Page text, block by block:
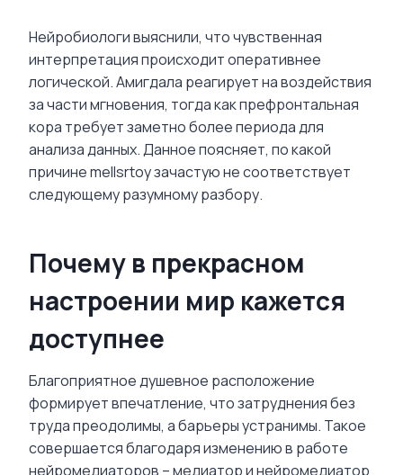
Нейробиологи выяснили, что чувственная
интерпретация происходит оперативнее
логической. Амигдала реагирует на воздействия
за части мгновения, тогда как префронтальная
кора требует заметно более периода для
анализа данных. Данное поясняет, по какой
причине mellsrtoy зачастую не соответствует
следующему разумному разбору.
Почему в прекрасном
настроении мир кажется
доступнее
Благоприятное душевное расположение
формирует впечатление, что затруднения без
труда преодолимы, а барьеры устранимы. Такое
совершается благодаря изменению в работе
нейромедиаторов – медиатор и нейромедиатор